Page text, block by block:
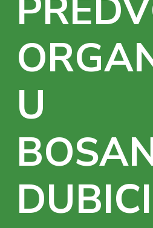
U
DUBICI